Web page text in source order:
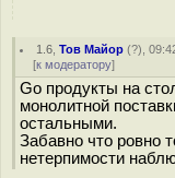
1.6 ,Тов Майор (?),
[к модератору]
Go продукты на
монолитной
остальными.
Забавно что ровно
нетерпимости